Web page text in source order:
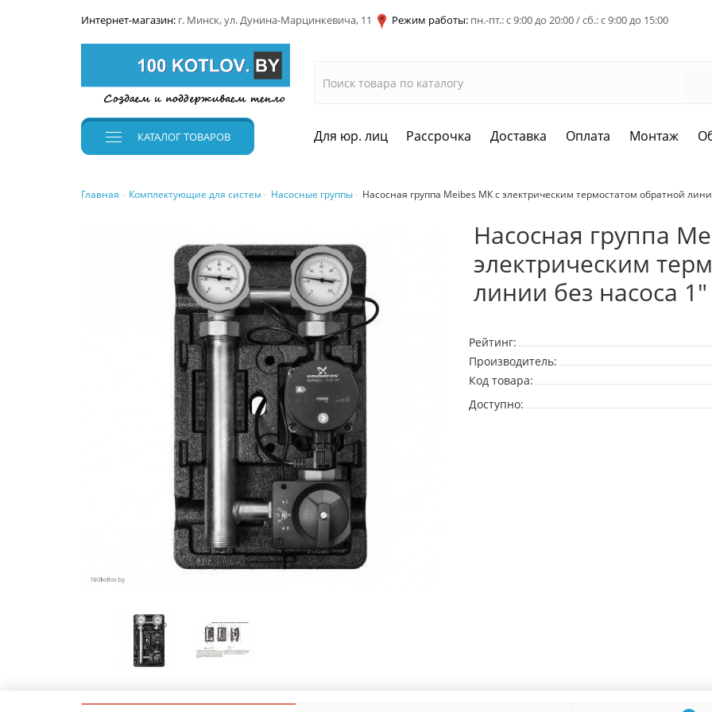
Интернет-магазин: г. Минск, ул. Дунина-Марцинкевича, 11 Режим работы: пн.-пт.: с 9:00 до 20:00 / сб.: с 9:00 до 15:00
КАТАЛОГТОВАРОВ Для юр. лиц Рассрочка Доставка Оплата Монтаж
Главная Комплектующие для систем Насосные группы Насосная группа Meibes МК с электрическим термостатом обратной
Насосная группа
электрическим
линии без насоса
Рейтинг:
Производитель:
Код товара:
Доступно: